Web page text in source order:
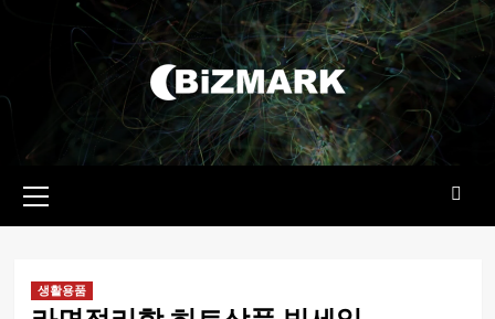
메뉴
생활용품